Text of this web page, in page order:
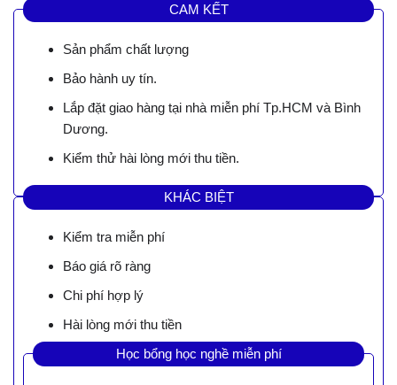
CAM KẾT
Sản phẩm chất lượng
Bảo hành uy tín.
Lắp đặt giao hàng tại nhà miễn phí Tp.HCM và Bình
Dương.
Kiểm thử hài lòng mới thu tiền.
KHÁC BIỆT
Kiểm tra miễn phí
Báo giá rõ ràng
Chi phí hợp lý
Hài lòng mới thu tiền
Học bổng học nghề miễn phí